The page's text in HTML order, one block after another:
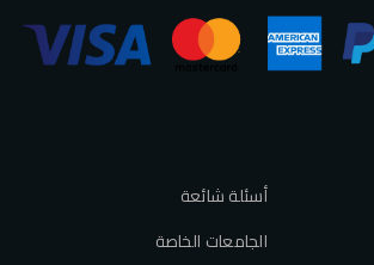
أسئلة شائعة
الجامعات الخاصة